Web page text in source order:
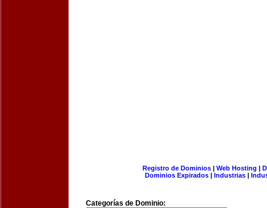
Registro de Dominios| Web Hosting |
Dominios Expirados | Industrias |
Categorías de Dominio: